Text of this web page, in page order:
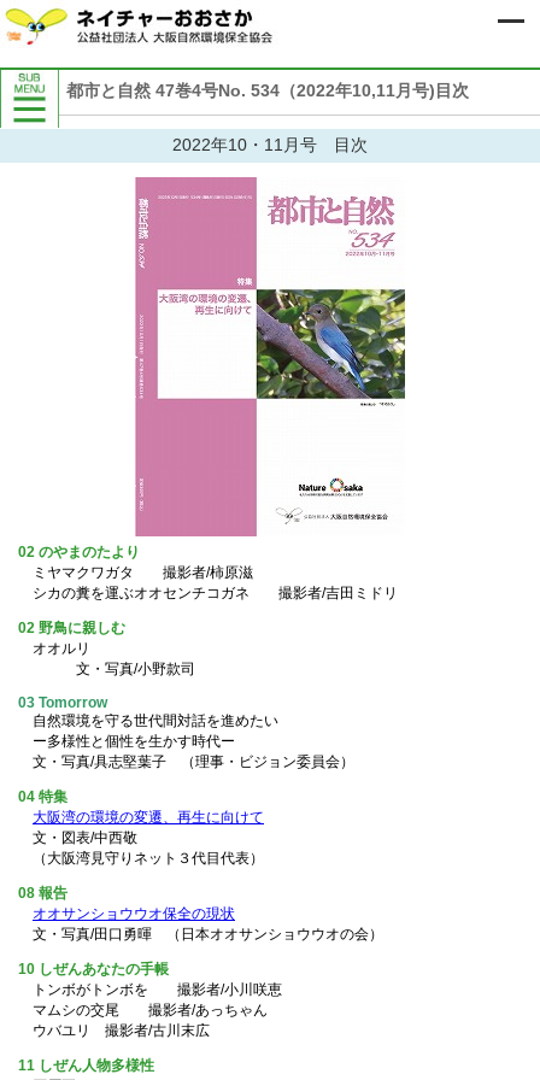
都市と自然 47巻4号No. 534（2022年10,11月号)目次
2022年10・11月号 目次
02 のやまのたより
ミヤマクワガタ 撮影者/柿原滋
シカの糞を運ぶオオセンチコガネ 撮影者/吉田ミドリ
02 野鳥に親しむ
オオルリ
文・写真/小野款司
03 Tomorrow
自然環境を守る世代間対話を進めたい
ー多様性と個性を生かす時代ー
文・写真/具志堅葉子 （理事・ビジョン委員会）
04 特集
大阪湾の環境の変遷、再生に向けて
文・図表/中西敬
（大阪湾見守りネット３代目代表）
08 報告
オオサンショウウオ保全の現状
文・写真/田口勇暉 （日本オオサンショウウオの会）
10 しぜんあなたの手帳
トンボがトンボを 撮影者/小川咲恵
マムシの交尾 撮影者/あっちゃん
ウバユリ 撮影者/古川末広
11 しぜん人物多様性
当協会について
ビジョンと中期計画
会報誌『都市と自然』
ネイチャーおおさかメールニュース
理事会予定
理事会総会記録
事業報告書・決算書
コンプライアンス（内部通報窓口）
個人情報保護基本方針